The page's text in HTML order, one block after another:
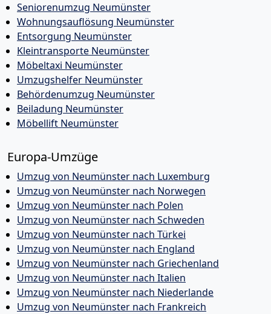
Seniorenumzug Neumünster
Wohnungsauflösung Neumünster
Entsorgung Neumünster
Kleintransporte Neumünster
Möbeltaxi Neumünster
Umzugshelfer Neumünster
Behördenumzug Neumünster
Beiladung Neumünster
Möbellift Neumünster
Europa-Umzüge
Umzug von Neumünster nach Luxemburg
Umzug von Neumünster nach Norwegen
Umzug von Neumünster nach Polen
Umzug von Neumünster nach Schweden
Umzug von Neumünster nach Türkei
Umzug von Neumünster nach England
Umzug von Neumünster nach Griechenland
Umzug von Neumünster nach Italien
Umzug von Neumünster nach Niederlande
Umzug von Neumünster nach Frankreich